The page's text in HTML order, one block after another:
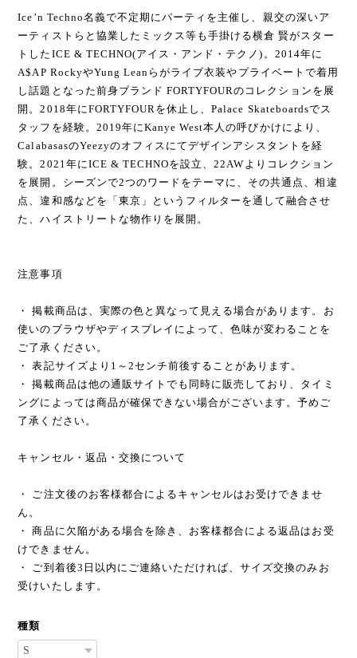
Ice’n Techno名義で不定期にパーティを主催し、親交の深いア
ーティストらと協業したミックス等も手掛ける横倉 賢がスター
トしたICE & TECHNO(アイス・アンド・テクノ)。2014年に
A$AP RockyやYung Leanらがライブ衣装やプライベートで着用
し話題となった前身ブランド FORTYFOURのコレクションを展
開。2018年にFORTYFOURを休止し、Palace Skateboardsでス
タッフを経験。2019年にKanye West本人の呼びかけにより、
CalabasasのYeezyのオフィスにてデザインアシスタントを経
験。2021年にICE & TECHNOを設立、22AWよりコレクション
を展開。シーズンで2つのワードをテーマに、その共通点、相違
点、違和感などを「東京」というフィルターを通して融合させ
た、ハイストリートな物作りを展開。
注意事項
・ 掲載商品は、実際の色と異なって見える場合があります。お
使いのブラウザやディスプレイによって、色味が変わることを
ご了承ください。
・ 表記サイズより1～2センチ前後することがあります。
・ 掲載商品は他の通販サイトでも同時に販売しており、タイミ
ングによっては商品が確保できない場合がございます。予めご
了承ください。
キャンセル・返品・交換について
・ ご注文後のお客様都合によるキャンセルはお受けできませ
ん。
・ 商品に欠陥がある場合を除き、お客様都合による返品はお受
けできません。
・ ご到着後3日以内にご連絡いただければ、サイズ交換のみお
受けいたします。
種類